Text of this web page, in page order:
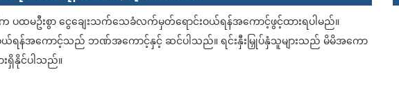
ထမဦးစွာ ငွေချေးသက်သေခံလက်မှတ်ရောင်းဝယ်ရန်အကောင့်ဖွင့်ထားရပါမည်။
ရန်အကောင့်သည် ဘဏ်အကောင့်နှင့် ဆင်ပါသည်။ ရင်းနှီးမြှုပ်နှံသူများသည် မိမိအကော
ရှိနိုင်ပါသည်။